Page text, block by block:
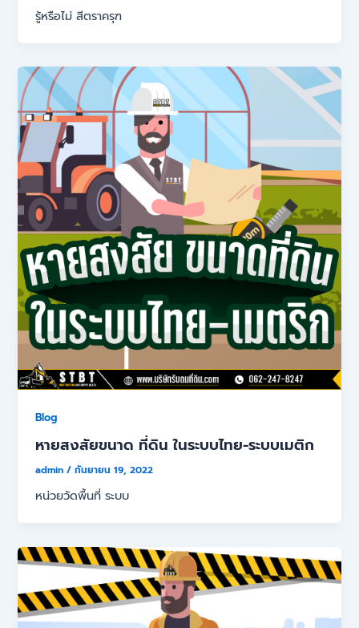
รู้หรือไม่ สีตราครุฑ
Blog
หายสงสัยขนาด ที่ดิน ในระบบไทย-ระบบเมติก
admin/กันยายน 19, 2022
หน่วยวัดพื้นที่ ระบบ